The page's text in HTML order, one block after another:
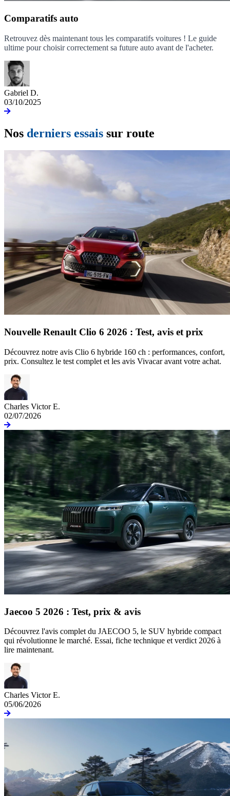
Comparatifs auto
Retrouvez dès maintenant tous les comparatifs voitures ! Le guide
ultime pour choisir correctement sa future auto avant de l'acheter.
Gabriel D.
03/10/2025
Nos derniers essais sur route
Nouvelle Renault Clio 6 2026 : Test, avis et prix
Découvrez notre avis Clio 6 hybride 160 ch : performances, confort,
prix. Consultez le test complet et les avis Vivacar avant votre achat.
Charles Victor E.
02/07/2026
Jaecoo 5 2026 : Test, prix & avis
Découvrez l'avis complet du JAECOO 5, le SUV hybride compact
qui révolutionne le marché. Essai, fiche technique et verdict 2026 à
lire maintenant.
Charles Victor E.
05/06/2026